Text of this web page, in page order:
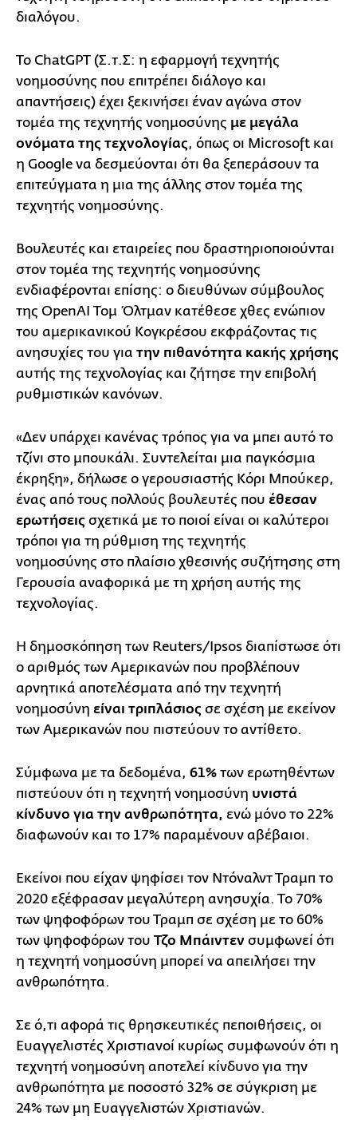
διαλόγου.
Το ChatGPT (Σ.τ.Σ: η εφαρμογή τεχνητής
νοημοσύνης που επιτρέπει διάλογο και
απαντήσεις) έχει ξεκινήσει έναν αγώνα στον
τομέα της τεχνητής νοημοσύνης με μεγάλα
ονόματα της τεχνολογίας, όπως οι Microsoft και
η Google να δεσμεύονται ότι θα ξεπεράσουν τα
επιτεύγματα η μια της άλλης στον τομέα της
τεχνητής νοημοσύνης.
Βουλευτές και εταιρείες που δραστηριοποιούνται
στον τομέα της τεχνητής νοημοσύνης
ενδιαφέρονται επίσης: ο διευθύνων σύμβουλος
της OpenAI Τομ Όλτμαν κατέθεσε χθες ενώπιον
του αμερικανικού Κογκρέσου εκφράζοντας τις
ανησυχίες του για την πιθανότητα κακής χρήσης
αυτής της τεχνολογίας και ζήτησε την επιβολή
ρυθμιστικών κανόνων.
«Δεν υπάρχει κανένας τρόπος για να μπει αυτό το
τζίνι στο μπουκάλι. Συντελείται μια παγκόσμια
έκρηξη», δήλωσε o γερουσιαστής Κόρι Μπούκερ,
ένας από τους πολλούς βουλευτές που έθεσαν
ερωτήσεις σχετικά με το ποιοί είναι οι καλύτεροι
τρόποι για τη ρύθμιση της τεχνητής
νοημοσύνης στο πλαίσιο χθεσινής συζήτησης στη
Γερουσία αναφορικά με τη χρήση αυτής της
τεχνολογίας.
Η δημοσκόπηση των Reuters/Ipsos διαπίστωσε ότι
ο αριθμός των Αμερικανών που προβλέπουν
αρνητικά αποτελέσματα από την τεχνητή
νοημοσύνη είναι τριπλάσιος σε σχέση με εκείνον
των Αμερικανών που πιστεύουν το αντίθετο.
Σύμφωνα με τα δεδομένα, 61% των ερωτηθέντων
πιστεύουν ότι η τεχνητή νοημοσύνη υνιστά
κίνδυνο για την ανθρωπότητα, ενώ μόνο το 22%
διαφωνούν και το 17% παραμένουν αβέβαιοι.
Εκείνοι που είχαν ψηφίσει τον Ντόναλντ Τραμπ το
2020 εξέφρασαν μεγαλύτερη ανησυχία. Το 70%
των ψηφοφόρων του Τραμπ σε σχέση με το 60%
των ψηφοφόρων του Τζο Μπάιντεν συμφωνεί ότι
η τεχνητή νοημοσύνη μπορεί να απειλήσει την
ανθρωπότητα.
Σε ό,τι αφορά τις θρησκευτικές πεποιθήσεις, οι
Ευαγγελιστές Χριστιανοί κυρίως συμφωνούν ότι η
τεχνητή νοημοσύνη αποτελεί κίνδυνο για την
ανθρωπότητα με ποσοστό 32% σε σύγκριση με
24% των μη Ευαγγελιστών Χριστιανών.